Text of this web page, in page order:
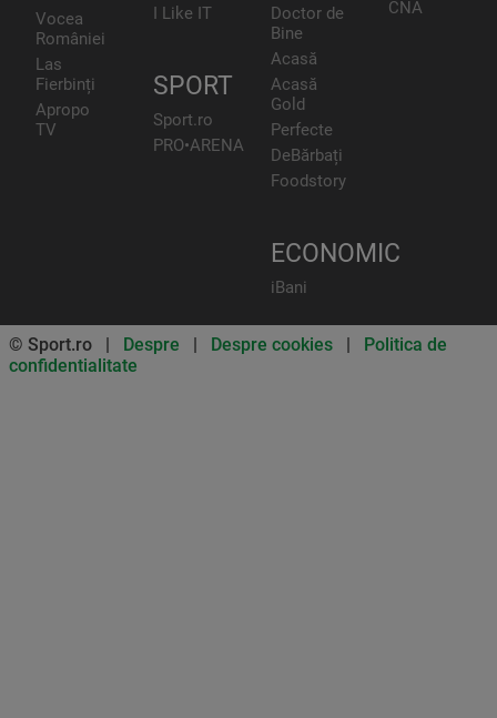
Vocea
României
Las
Fierbinți
Apropo
TV
I Like IT
SPORT
Sport.ro
PRO•ARENA
Doctor de
Bine
Acasă
Acasă
Gold
Perfecte
DeBărbați
Foodstory
ECONOMIC
iBani
CNA
© Sport.ro | Despre | Despre cookies | Politica de
confidentialitate